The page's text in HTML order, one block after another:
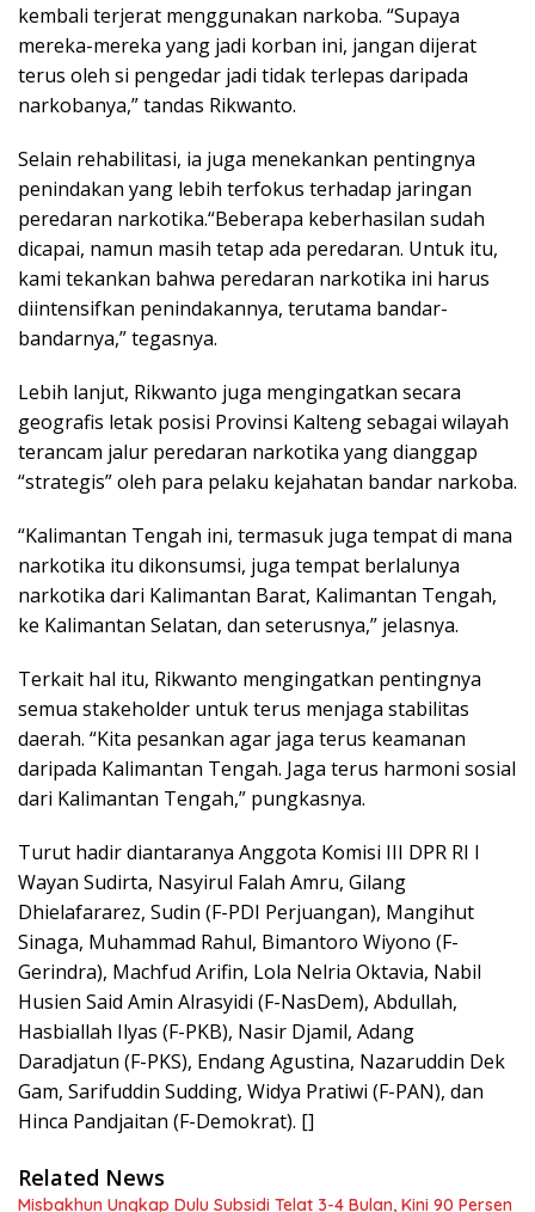
kembali terjerat menggunakan narkoba. “Supaya
mereka-mereka yang jadi korban ini, jangan dijerat
terus oleh si pengedar jadi tidak terlepas daripada
narkobanya,” tandas Rikwanto.
Selain rehabilitasi, ia juga menekankan pentingnya
penindakan yang lebih terfokus terhadap jaringan
peredaran narkotika.“Beberapa keberhasilan sudah
dicapai, namun masih tetap ada peredaran. Untuk itu,
kami tekankan bahwa peredaran narkotika ini harus
diintensifkan penindakannya, terutama bandar-
bandarnya,” tegasnya.
Lebih lanjut, Rikwanto juga mengingatkan secara
geografis letak posisi Provinsi Kalteng sebagai wilayah
terancam jalur peredaran narkotika yang dianggap
“strategis” oleh para pelaku kejahatan bandar narkoba.
“Kalimantan Tengah ini, termasuk juga tempat di mana
narkotika itu dikonsumsi, juga tempat berlalunya
narkotika dari Kalimantan Barat, Kalimantan Tengah,
ke Kalimantan Selatan, dan seterusnya,” jelasnya.
Terkait hal itu, Rikwanto mengingatkan pentingnya
semua stakeholder untuk terus menjaga stabilitas
daerah. “Kita pesankan agar jaga terus keamanan
daripada Kalimantan Tengah. Jaga terus harmoni sosial
dari Kalimantan Tengah,” pungkasnya.
Turut hadir diantaranya Anggota Komisi III DPR RI I
Wayan Sudirta, Nasyirul Falah Amru, Gilang
Dhielafararez, Sudin (F-PDI Perjuangan), Mangihut
Sinaga, Muhammad Rahul, Bimantoro Wiyono (F-
Gerindra), Machfud Arifin, Lola Nelria Oktavia, Nabil
Husien Said Amin Alrasyidi (F-NasDem), Abdullah,
Hasbiallah Ilyas (F-PKB), Nasir Djamil, Adang
Daradjatun (F-PKS), Endang Agustina, Nazaruddin Dek
Gam, Sarifuddin Sudding, Widya Pratiwi (F-PAN), dan
Hinca Pandjaitan (F-Demokrat). []
Related News
Misbakhun Ungkap Dulu Subsidi Telat 3-4 Bulan, Kini 90 Persen